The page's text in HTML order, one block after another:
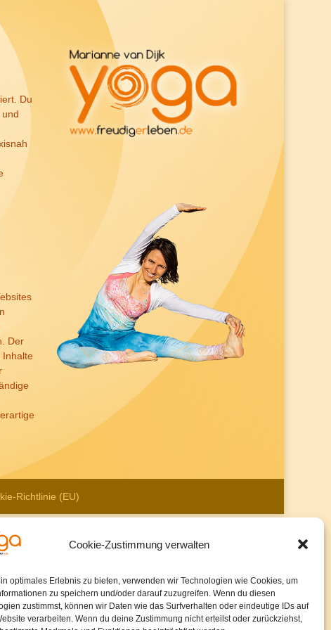
Cookie-Zustimmung verwalten
optimales Erlebnis zu bieten, verwenden wir Technologien wie Cookies, um
zu speichern und/oder darauf zuzugreifen. Wenn du diesen
zustimmst, können wir Daten wie das Surfverhalten oder eindeutige IDs auf
verarbeiten. Wenn du deine Zustimmung nicht erteilst oder zurückziehst,
Du
Der
Inhalte
Richtlinie (EU)